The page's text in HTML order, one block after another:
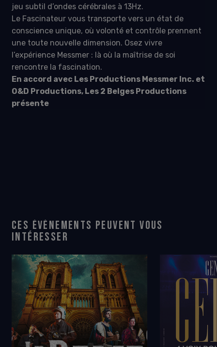
jeu subtil d’ondes cérébrales à 13Hz.
Le Fascinateur vous transporte vers un état de
conscience unique, où volonté et contrôle prennent
une toute nouvelle dimension. Osez vivre
l’expérience Messmer : là où la maîtrise de soi
rencontre la fascination.
En accord avec Les Productions Messmer Inc. et
O&D Productions, Les 2 Belges Productions
présente
CES ÉVÉNEMENTS PEUVENT VOUS
INTÉRESSER